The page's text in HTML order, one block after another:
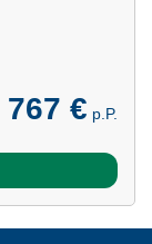
767 € p.P.